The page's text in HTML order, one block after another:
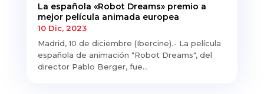
La española «Robot Dreams» premio a
mejor película animada europea
10 Dic, 2023
Madrid, 10 de diciembre (Ibercine).- La película
española de animación "Robot Dreams", del
director Pablo Berger, fue...